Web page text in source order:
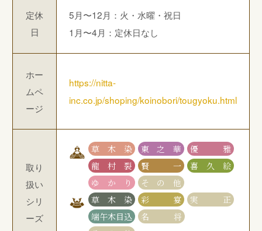
定休
日
5月〜12月：火・水曜・祝日
1月〜4月：定休日なし
ホー
ムペ
ージ
https://nitta-
inc.co.jp/shoping/koinobori/tougyoku.html
取り
扱い
シリ
ーズ
草木染 東之華
優雅
龍村裂
賢一
喜久絵
ゆかり
その他
草木染
彩宴
実正
端午木目込
名将